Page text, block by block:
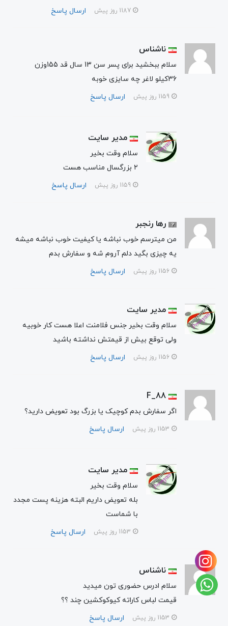
ارسال پاسخ
ناشناس
سلام ببخشید برای پسر سن 13 سال قد 155وزن
36کیلو لاغر چه سایزی خوبه
ارسال پاسخ
مدیر سایت
سلام وقت بخیر
۲ بزرگسال مناسب هست
ارسال پاسخ
رها رنجبر
من میترسم خوب نباشه یا کیفیت خوب نباشه میشه
یه چیزی بگید دلم آروم شه و سفارش بدم
ارسال پاسخ
مدیر سایت
سلام وقت بخیر جنس فلامنت اعلا هست کار خوبیه
ولی توقع بیش از قیمتش نداشته باشید
ارسال پاسخ
F_88
اگر سفارش بدم کوچیک یا بزرگ بود تعویض دارید؟
ارسال پاسخ
مدیر سایت
سلام وقت بخیر
بله تعویض داریم البته هزینه پست مجدد
با شماست
ارسال پاسخ
ناشناس
سلام ادرس حضوری تون میدید
قیمت لباس کاراته کیوکوکشین چند ؟؟
ارسال پاسخ